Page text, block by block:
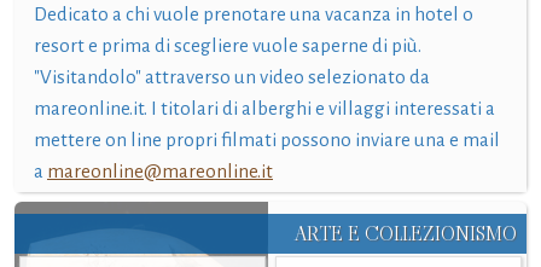
Dedicato a chi vuole prenotare una vacanza in hotel o
resort e prima di scegliere vuole saperne di più.
"Visitandolo" attraverso un video selezionato da
mareonline.it. I titolari di alberghi e villaggi interessati a
mettere on line propri filmati possono inviare una e mail
a mareonline@mareonline.it
ARTE E COLLEZIONISMO